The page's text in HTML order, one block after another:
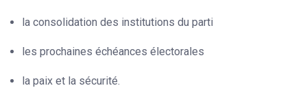
la consolidation des institutions du parti
les prochaines échéances électorales
la paix et la sécurité.